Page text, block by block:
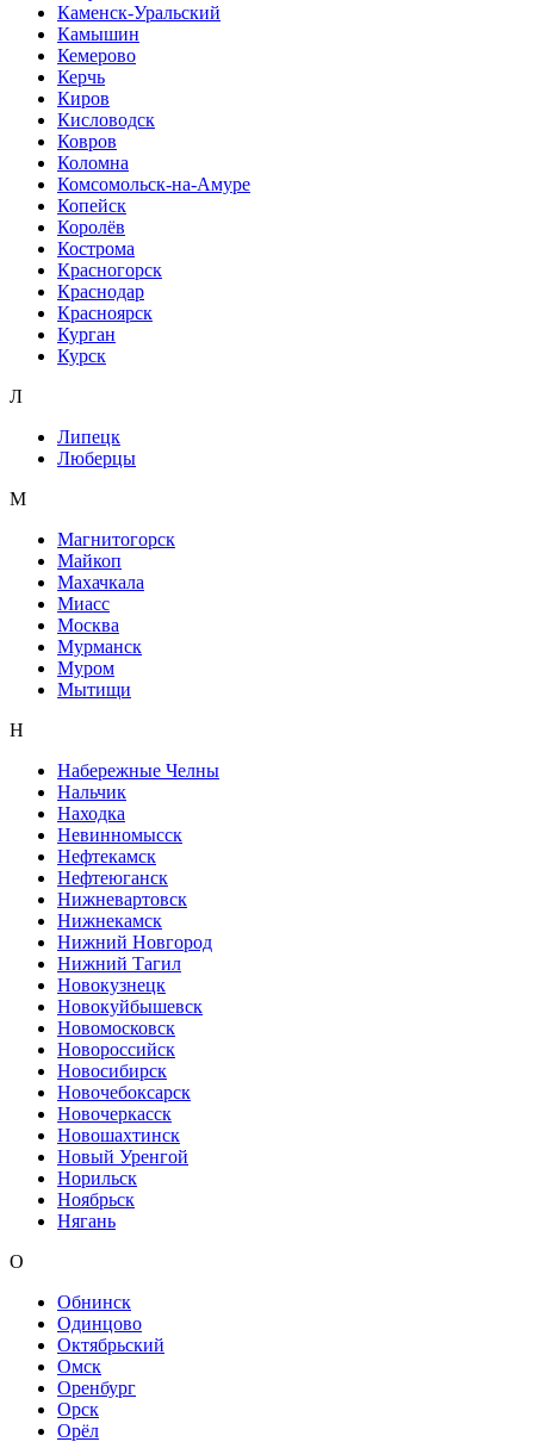
Каменск-Уральский
Камышин
Кемерово
Керчь
Киров
Кисловодск
Ковров
Коломна
Комсомольск-на-Амуре
Копейск
Королёв
Кострома
Красногорск
Краснодар
Красноярск
Курган
Курск
Л
Липецк
Люберцы
М
Магнитогорск
Майкоп
Махачкала
Миасс
Москва
Мурманск
Муром
Мытищи
Н
Набережные Челны
Нальчик
Находка
Невинномысск
Нефтекамск
Нефтеюганск
Нижневартовск
Нижнекамск
Нижний Новгород
Нижний Тагил
Новокузнецк
Новокуйбышевск
Новомосковск
Новороссийск
Новосибирск
Новочебоксарск
Новочеркасск
Новошахтинск
Новый Уренгой
Норильск
Ноябрьск
Нягань
О
Обнинск
Одинцово
Октябрьский
Омск
Оренбург
Орск
Орёл